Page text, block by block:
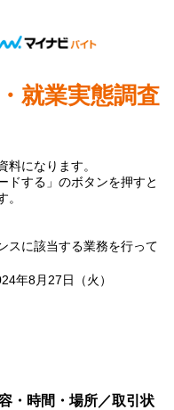
就業実態調査
になります。
ドする」のボタンを押すと
スに該当する業務を行って
年8月27日（火）
・時間・場所／取引状